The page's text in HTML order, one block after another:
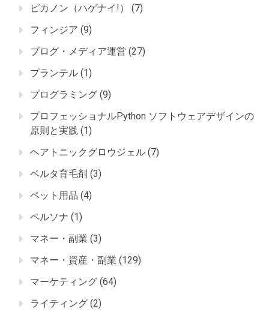
ピカノン（ハゲナイ!）
(7)
フィンジア (9)
ブログ・メディア運営 (27)
プランテル (1)
プログラミング (9)
プロフェッショナルPython ソフトウェアデザインの
原則と実践 (1)
ヘアトニックグロウジェル (7)
ベルタ育毛剤 (3)
ペット用品 (4)
ペルソナ (1)
マネー・副業 (3)
マネー・資産・副業 (129)
マーケティング (64)
ライティング (2)